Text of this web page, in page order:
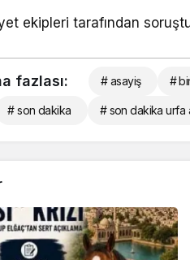
ekipleri tarafından
fazlası: # asayiş #
# son dakika # son dakika urfa